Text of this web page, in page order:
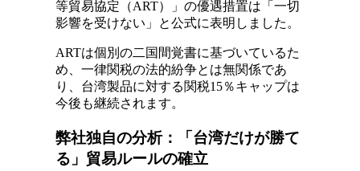
等貿易協定（ART）」の優遇措置は「一切
影響を受けない」と公式に表明しました。
ARTは個別の二国間覚書に基づいているた
め、一律関税の法的紛争とは無関係であ
り、台湾製品に対する関税15％キャップは
今後も継続されます。
弊社独自の分析：「台湾だけが勝て
る」貿易ルールの確立